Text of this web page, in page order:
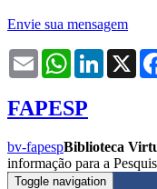
Envie sua mensagem
Email WhatsAppLinkedIn
X
FAPESP
bv-fapespBiblioteca
informação para a
Toggle navigation